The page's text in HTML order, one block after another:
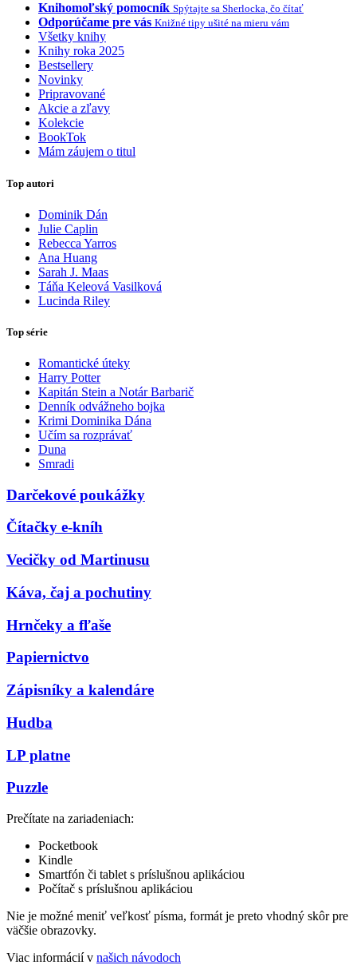
Knihomoľský pomocník Spýtajte sa Sherlocka, čo čítať
Odporúčame pre vás Knižné tipy ušité na mieru vám
Všetky knihy
Knihy roka 2025
Bestsellery
Novinky
Pripravované
Akcie a zľavy
Kolekcie
BookTok
Mám záujem o titul
Top autori
Dominik Dán
Julie Caplin
Rebecca Yarros
Ana Huang
Sarah J. Maas
Táňa Keleová Vasilková
Lucinda Riley
Top série
Romantické úteky
Harry Potter
Kapitán Stein a Notár Barbarič
Denník odvážneho bojka
Krimi Dominika Dána
Učím sa rozprávať
Duna
Smradi
Darčekové poukážky
Čítačky e-kníh
Vecičky od Martinusu
Káva, čaj a pochutiny
Hrnčeky a fľaše
Papiernictvo
Zápisníky a kalendáre
Hudba
LP platne
Puzzle
Prečítate na zariadeniach:
Pocketbook
Kindle
Smartfón či tablet s príslušnou aplikáciou
Počítač s príslušnou aplikáciou
Nie je možné meniť veľkosť písma, formát je preto vhodný skôr pre
väčšie obrazovky.
Viac informácií v našich návodoch